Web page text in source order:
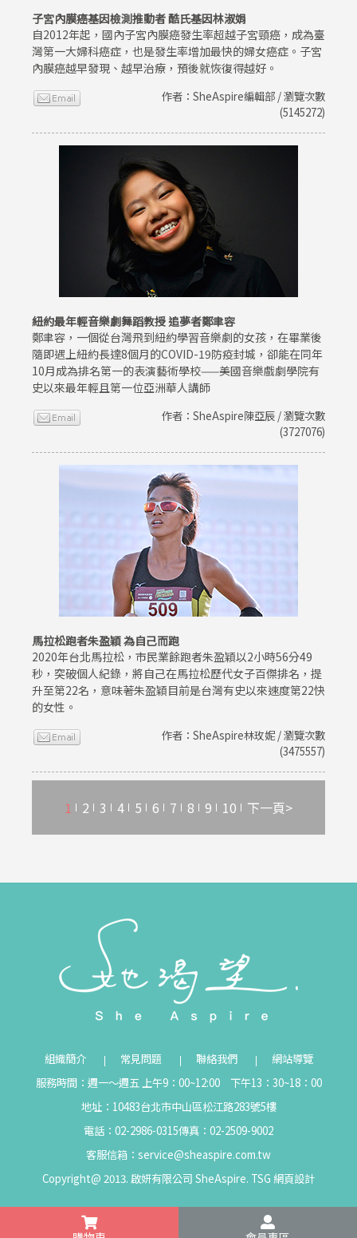
子宮內膜癌基因檢測推動者 酷氏基因林淑娟
自2012年起，國內子宮內膜癌發生率超越子宮頸癌，成為臺
灣第一大婦科癌症，也是發生率增加最快的婦女癌症。子宮
內膜癌越早發現、越早治療，預後就恢復得越好。
作者：SheAspire編輯部 / 瀏覽次數
(5145272)
紐約最年輕音樂劇舞蹈教授 追夢者鄭聿容
鄭聿容，一個從台灣飛到紐約學習音樂劇的女孩，在畢業後
隨即遇上紐約長達8個月的COVID-19防疫封城，卻能在同年
10月成為排名第一的表演藝術學校——美國音樂戲劇學院有
史以來最年輕且第一位亞洲華人講師
作者：SheAspire陳亞辰 / 瀏覽次數
(3727076)
馬拉松跑者朱盈穎 為自己而跑
2020年台北馬拉松，市民業餘跑者朱盈穎以2小時56分49
秒，突破個人紀錄，將自己在馬拉松歷代女子百傑排名，提
升至第22名，意味著朱盈穎目前是台灣有史以來速度第22快
的女性。
作者：SheAspire林玫妮 / 瀏覽次數
(3475557)
1 2 3 4 5 6 7 8 9 10 下一頁>
組織簡介 常見問題 聯絡我們
網站導覽
服務時間：週一～週五 上午9：00~12:00 下午13：30~18：00
地址：10483台北市中山區松江路283號5樓
電話：02-2986-0315傳真：02-2509-9002
客服信箱： service@sheaspire.com.tw
Copyright@ 2013. 啟妍有限公司 SheAspire. TSG 網頁設計